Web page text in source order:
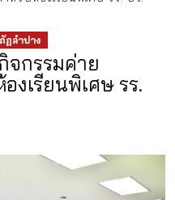
ฏลำปาง
จกรรมค่าย
งเรียนพิเศษ รร.